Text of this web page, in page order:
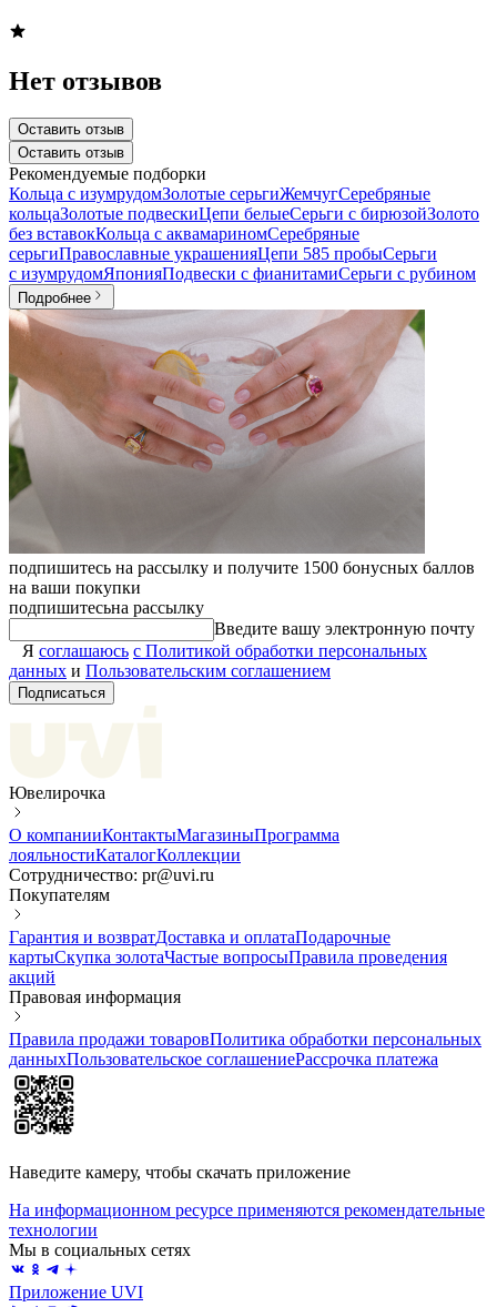
Нет отзывов
Оставить отзыв
Оставить отзыв
Рекомендуемые подборки
Кольца с изумрудомЗолотые серьгиЖемчугСеребряные
кольцаЗолотые подвескиЦепи белыеСерьги с бирюзойЗолото
без вставокКольца с аквамариномСеребряные
серьгиПравославные украшенияЦепи 585 пробыСерьги
с изумрудомЯпонияПодвески с фианитамиСерьги с рубином
Подробнее
подпишитесь на рассылку и получите 1500 бонусных баллов
на ваши покупки
подпишитесьна рассылку
Введите вашу электронную почту
Я соглашаюсь с Политикой обработки персональных
данных и Пользовательским соглашением
Подписаться
Ювелирочка
О компанииКонтактыМагазиныПрограмма
лояльностиКаталогКоллекции
Сотрудничество: pr@uvi.ru
Покупателям
Гарантия и возвратДоставка и оплатаПодарочные
картыСкупка золотаЧастые вопросыПравила проведения
акций
Правовая информация
Правила продажи товаровПолитика обработки персональных
данныхПользовательское соглашениеРассрочка платежа
Наведите камеру, чтобы скачать приложение
На информационном ресурсе применяются рекомендательные
технологии
Мы в социальных сетях
Приложение UVI